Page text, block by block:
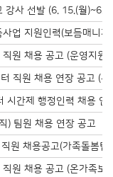
강사 선발 (6. 15.(월)~6.
업 지원인력(보듬매니
원 채용 공고 (운영지원
직원 채용 연장 공고 (온
간제 행정인력 채용 연
) 팀원 채용 연장 공고
원 채용공고(가족돌봄팀
원 채용 공고 (온가족보